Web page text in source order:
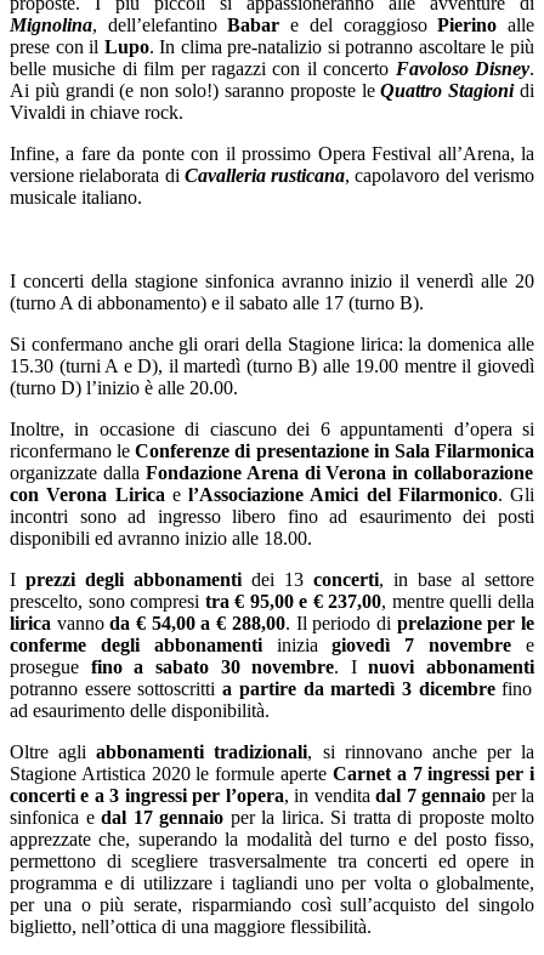
Mignolina, dell’elefantinoBabare del coraggiosoPierinoalle
prese con il Lupo. In clima pre-natalizio si potranno ascoltare le più
belle musiche di film per ragazzi con il concerto Favoloso Disney.
Ai più grandi (e non solo!) saranno proposte leQuattro Stagionidi
Vivaldi in chiave rock.
Infine, a fare da ponte con il prossimo Opera Festival all’Arena, la
versione rielaborata di Cavalleria rusticana, capolavoro del verismo
musicale italiano.
I concerti della stagione sinfonica avranno inizio il venerdì alle 20
(turno A di abbonamento) e il sabato alle 17 (turno B).
Si confermano anche gli orari della Stagione lirica: la domenica alle
15.30 (turni A e D), il martedì (turno B) alle 19.00 mentre il giovedì
(turno D) l’inizio è alle 20.00.
Inoltre, in occasione di ciascuno dei 6 appuntamenti d’opera si
riconfermano leConferenze di presentazione in Sala Filarmonica
organizzate dalla Fondazione Arena di Verona in collaborazione
con Verona Lirica e l’Associazione Amici del Filarmonico. Gli
incontri sono ad ingresso libero fino ad esaurimento dei posti
disponibili ed avranno inizio alle 18.00.
I prezzi degli abbonamenti dei 13 concerti, in base al settore
prescelto, sono compresi tra € 95,00 e € 237,00, mentre quelli della
lirica vannoda € 54,00 a € 288,00. Il periodo di prelazione per le
conferme degli abbonamentiiniziagiovedì 7 novembre e
prosegue fino a sabato 30 novembre. Inuovi abbonamenti
potranno essere sottoscrittia partire da martedì 3 dicembrefino
ad esaurimento delle disponibilità.
Oltre agliabbonamenti tradizionali, si rinnovano anche per la
Stagione Artistica 2020 le formule aperte Carneta 7 ingressi per i
concerti e a 3 ingressi per l’opera, in venditadal 7 gennaio per la
sinfonica e dal 17 gennaio per la lirica. Si tratta di proposte molto
apprezzate che, superando la modalità del turno e del posto fisso,
permettono di scegliere trasversalmente tra concerti ed opere in
programma e di utilizzare i tagliandi uno per volta o globalmente,
per una o più serate, risparmiando così sull’acquisto del singolo
biglietto, nell’ottica di una maggiore flessibilità.